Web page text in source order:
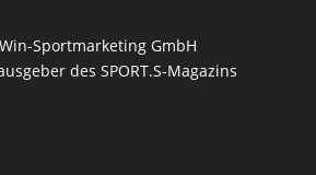
Sportmarketing GmbH
des SPORT.S-Magazins